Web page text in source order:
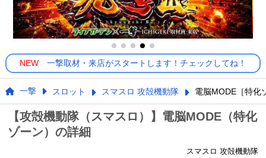
NEW 一撃取材・来店がスタートします！チェックしてね！
一撃 スロット スマスロ 攻殻機動隊 電脳MODE［特化
【攻殻機動隊（スマスロ）】電脳MODE（特化
ゾーン）の詳細
スマスロ 攻殻機動隊